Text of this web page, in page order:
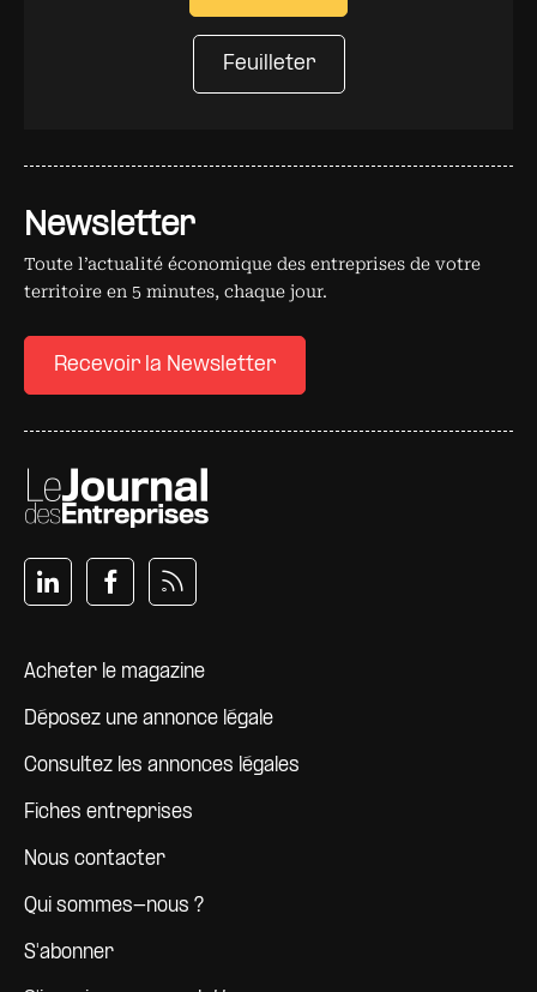
Newsletter
Toute l’actualité économique des entreprises de votre
territoire en 5 minutes, chaque jour.
Recevoir la Newsletter
Pied de page
Acheter le magazine
Déposez une annonce légale
Consultez les annonces légales
Fiches entreprises
Nous contacter
Qui sommes-nous ?
S'abonner
Feuilleter